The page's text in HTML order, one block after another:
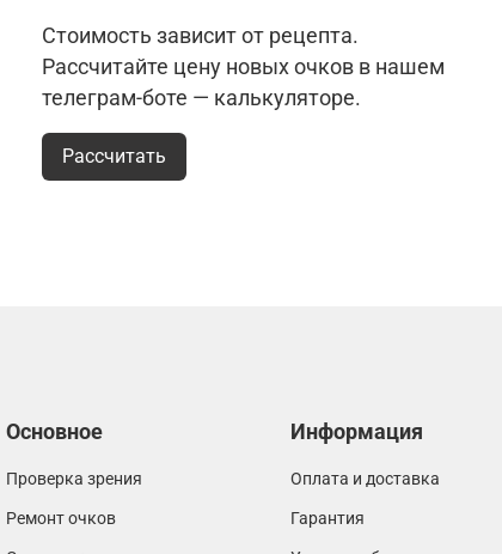
Стоимость зависит от рецепта.
Рассчитайте цену новых очков в нашем
телеграм-боте — калькуляторе.
Рассчитать
Основное
Проверка зрения
Ремонт очков
Информация
Оплата и доставка
Гарантия